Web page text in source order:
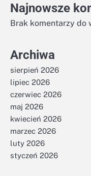
Najnowsze
Brak komentarzy do
Archiwa
sierpień 2026
lipiec 2026
czerwiec 2026
maj 2026
kwiecień 2026
marzec 2026
luty 2026
styczeń 2026